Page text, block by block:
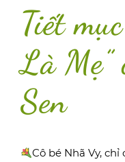
Tiết
Là Mẹ”
Sen
Cô bé Nhã Vy,